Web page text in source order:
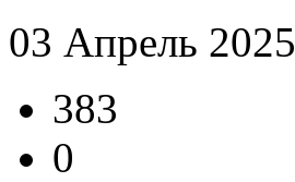
03 Апрель 2025
383
0